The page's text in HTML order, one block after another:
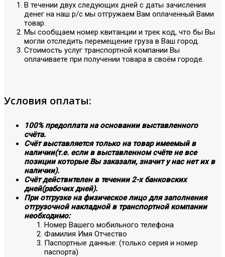
В течении двух следующих дней с даты зачисления
денег на наш р/с мы отгружаем Вам оплаченный Вами
товар.
Мы сообщаем номер квитанции и трек код, что бы Вы
могли отследить перемещение груза в Ваш город.
Стоимость услуг транспортной компании Вы
оплачиваете при получении товара в своём городе.
Условия оплаты:
100% предоплата на основании выставленного
счёта.
Счёт выставляется только на товар имеемый в
наличии(т.е. если в выставленном счёте не все
позиции которые Вы заказали, значит у нас нет их в
наличии).
Счёт действителен в течении 2-х банковских
дней(рабочих дней).
При отгрузке на физическое лицо для заполнения
отгрузочной накладной в транспортной компании
необходимо:
Номер Вашего мобильного телефона
Фамилия Имя Отчество
Паспортные данные: (только серия и номер
паспорта)